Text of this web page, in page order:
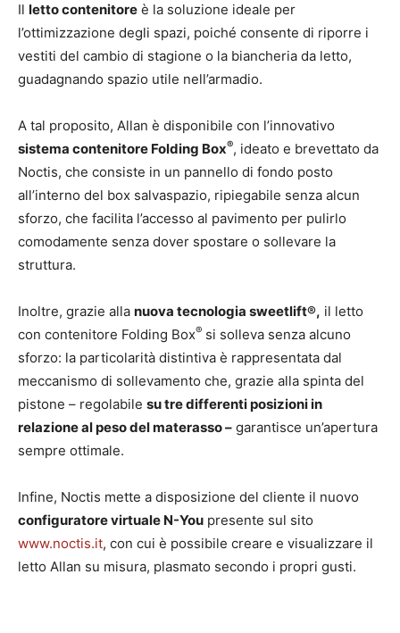
Il letto contenitore è la soluzione ideale per
l’ottimizzazione degli spazi, poiché consente di riporre i
vestiti del cambio di stagione o la biancheria da letto,
guadagnando spazio utile nell’armadio.
A tal proposito, Allan è disponibile con l’innovativo
sistema contenitore Folding Box®, ideato e brevettato da
Noctis, che consiste in un pannello di fondo posto
all’interno del box salvaspazio, ripiegabile senza alcun
sforzo, che facilita l’accesso al pavimento per pulirlo
comodamente senza dover spostare o sollevare la
struttura.
Inoltre, grazie alla nuova tecnologia sweetlift®, il letto
con contenitore Folding Box® si solleva senza alcuno
sforzo: la particolarità distintiva è rappresentata dal
meccanismo di sollevamento che, grazie alla spinta del
pistone – regolabile su tre differenti posizioni in
relazione al peso del materasso – garantisce un’apertura
sempre ottimale.
Infine, Noctis mette a disposizione del cliente il nuovo
configuratore virtuale N-You presente sul sito
www.noctis.it, con cui è possibile creare e visualizzare il
letto Allan su misura, plasmato secondo i propri gusti.